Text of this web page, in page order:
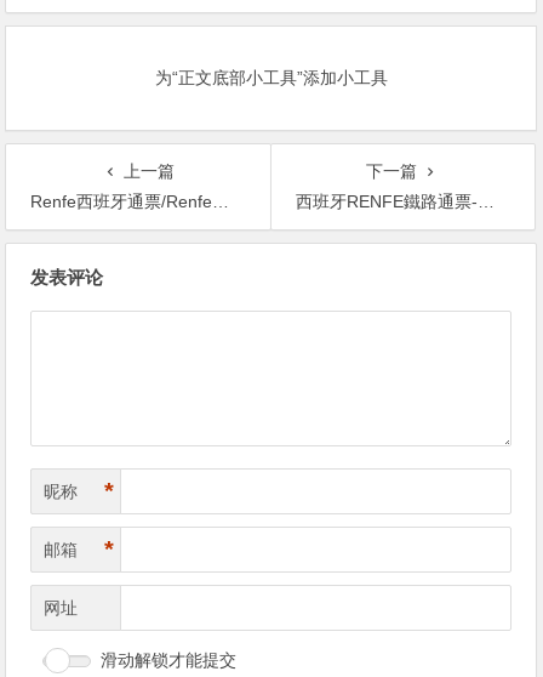
renfe西班牙火車通行證
为“正文底部小工具”添加小工具
上一篇
Renfe西班牙通票/Renfe西班牙國鐵– Renfe西班牙火車
下一篇
西班牙RENFE鐵路通票-西班牙火車路線圖 西班牙火車pass renfe西班牙火車通行證
发表评论
昵称 *
邮箱 *
网址
滑动解锁才能提交